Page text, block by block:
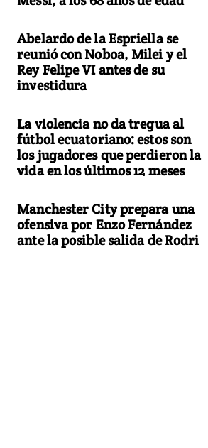
Abelardo de la Espriella se
reunió con Noboa, Milei y el
Rey Felipe VI antes de su
investidura
La violencia no da tregua al
fútbol ecuatoriano: estos son
los jugadores que perdieron la
vida en los últimos 12 meses
Manchester City prepara una
ofensiva por Enzo Fernández
ante la posible salida de Rodri